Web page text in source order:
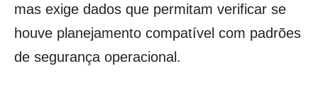
mas exige dados que permitam verificar se
houve planejamento compatível com padrões
de segurança operacional.